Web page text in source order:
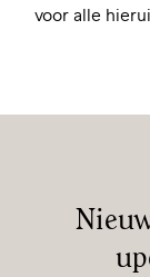
voor alle